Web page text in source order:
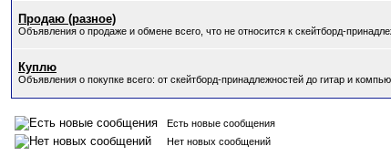
Продаю (разное)
Объявления о продаже и обмене всего, что не относится к скейтборд-
Куплю
Объявления о покупке всего: от скейтборд-принадлежностей до гитар и
Есть новые сообщения
Нет новых сообщений